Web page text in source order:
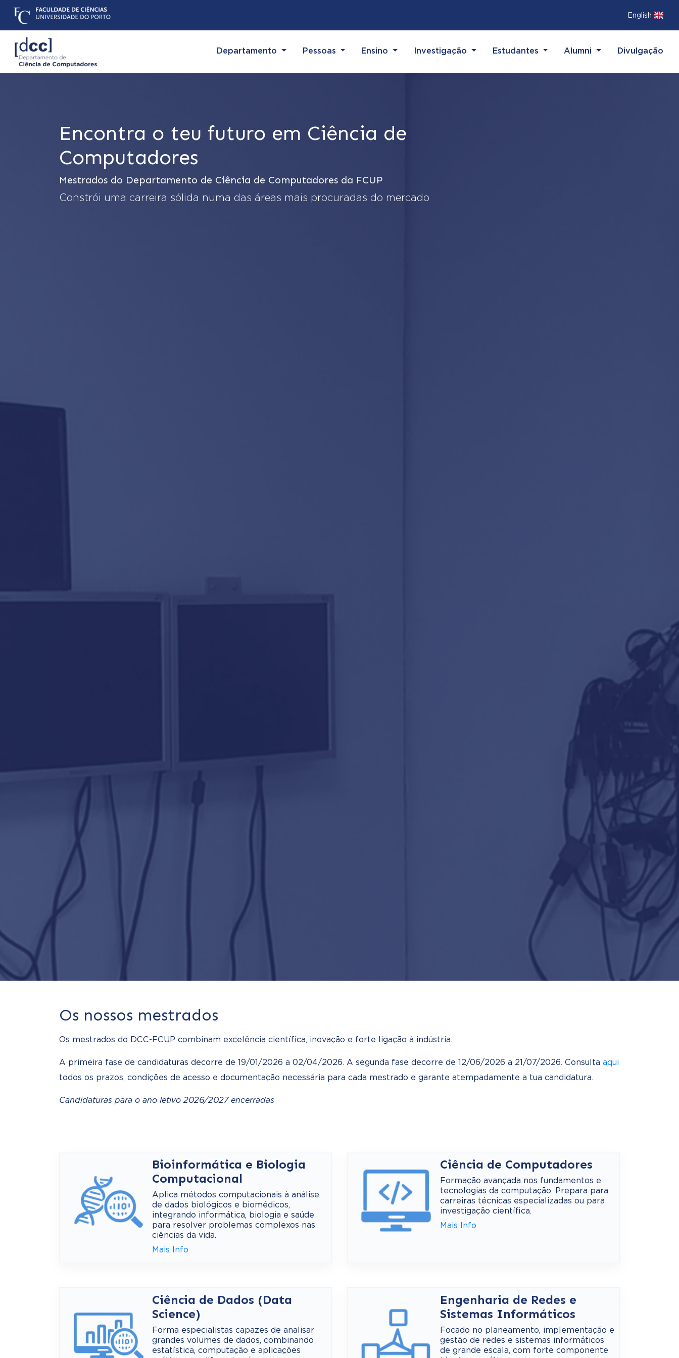
English
Departamento (current)
(current)Pessoas (current)Ensino (current)Investigação (current)Estudantes (current)Alumni (current)Divulgação
Encontra o teu futuro em Ciência de
Computadores
Mestrados do Departamento de Ciência de Computadores da FCUP
Constrói uma carreira sólida numa das áreas mais procuradas do mercado
Os nossos mestrados
Os mestrados do DCC-FCUP combinam excelência científica, inovação e forte ligação à indústria.
A primeira fase de candidaturas decorre de 19/01/2026 a 02/04/2026. A segunda fase decorre de 12/06/2026 a 21/07/2026. Consulta aqui
todos os prazos, condições de acesso e documentação necessária para cada mestrado e garante atempadamente a tua candidatura.
Candidaturas para o ano letivo 2026/2027 encerradas
Bioinformática e Biologia
Computacional
Aplica métodos computacionais à análise
de dados biológicos e biomédicos,
integrando informática, biologia e saúde
para resolver problemas complexos nas
ciências da vida.
Mais Info
Ciência de Computadores
Formação avançada nos fundamentos e
tecnologias da computação. Prepara para
carreiras técnicas especializadas ou para
investigação científica.
Mais Info
Ciência de Dados (Data
Science)
Forma especialistas capazes de analisar
grandes volumes de dados, combinando
estatística, computação e aplicações
Engenharia de Redes e
Sistemas Informáticos
Focado no planeamento, implementação e
gestão de redes e sistemas informáticos
de grande escala, com forte componente